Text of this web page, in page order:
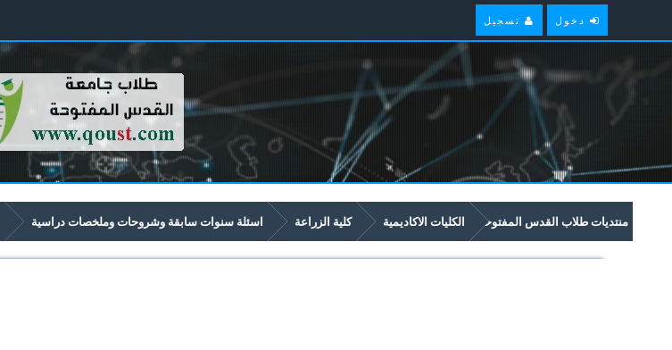
دخول تسجيل
منتديات طلاب القدس المفتوحة الكليات الاكاديمية كلية الزراعة اسئلة سنوات سابقة وشروحات وملخصات دراسية
2470 تقييم الأراضي